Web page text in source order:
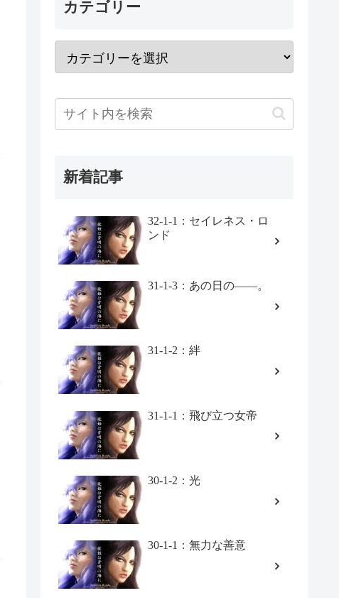
カテゴリー
新着記事
32-1-1：セイレネス・ロ
ンド
31-1-3：あの日の――。
31-1-2：絆
31-1-1：飛び立つ女帝
30-1-2：光
30-1-1：無力な善意